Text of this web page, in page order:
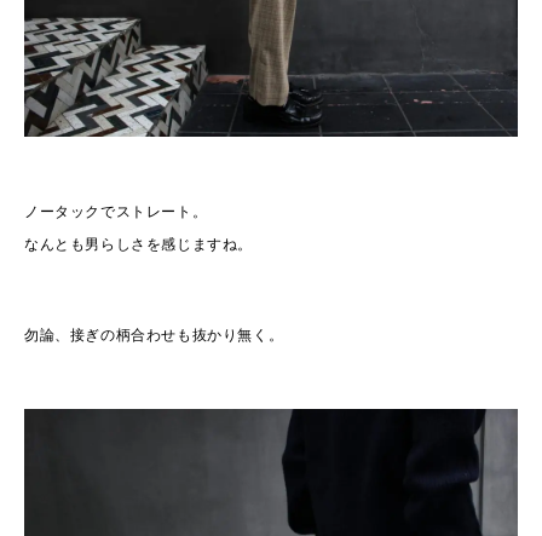
ノータックでストレート。
なんとも男らしさを感じますね。
勿論、接ぎの柄合わせも抜かり無く。